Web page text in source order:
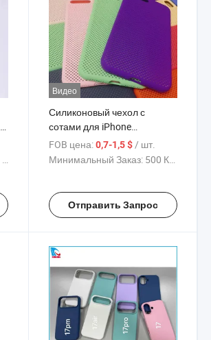
Видео
Силиконовый чехол с
сотами для iPhone
6/6s/7/8/X, Система
теплоотведения,
OEM
FOB цена: 0,7-1,5 $ / шт.
Минимальный Заказ: 500 Куски
Отправить Запрос